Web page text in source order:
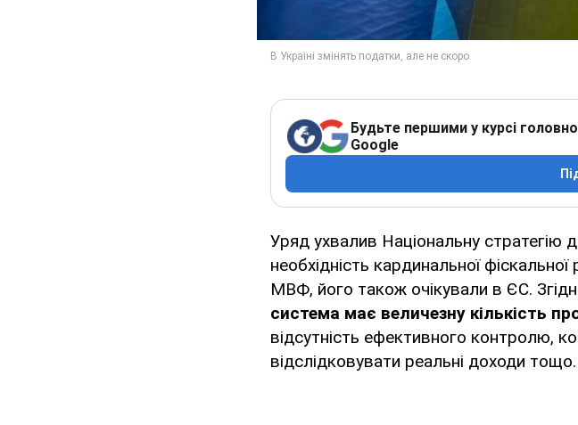
Будьте першими у курсі
Google
Уряд ухвалив Національну стратегію
необхідність кардинальної
МВФ, його також очікували в ЄС.
система має величезну кількість
відсутність ефективного контролю,
відслідковувати реальні доходи тощо.